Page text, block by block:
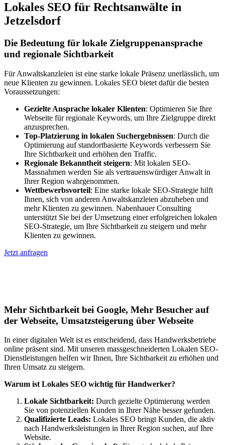
Lokales SEO für Rechtsanwälte in
Jetzelsdorf
Die Bedeutung für lokale Zielgruppenansprache
und regionale Sichtbarkeit
Für Anwaltskanzleien ist eine starke lokale Präsenz unerlässlich, um
neue Klienten zu gewinnen. Lokales SEO bietet dafür die besten
Voraussetzungen:
Gezielte Ansprache lokaler Klienten: Optimieren Sie Ihre
Webseite für regionale Keywords, um Ihre Zielgruppe direkt
anzusprechen.
Top-Platzierung in lokalen Suchergebnissen: Durch die
Optimierung auf standortbasierte Keywords verbessern Sie
Ihre Sichtbarkeit und erhöhen den Traffic.
Regionale Bekanntheit steigern: Mit lokalen SEO-
Massnahmen werden Sie als vertrauenswürdiger Anwalt in
Ihrer Region wahrgenommen.
Wettbewerbsvorteil: Eine starke lokale SEO-Strategie hilft
Ihnen, sich von anderen Anwaltskanzleien abzuheben und
mehr Klienten zu gewinnen. Nabenhauer Consulting
unterstützt Sie bei der Umsetzung einer erfolgreichen lokalen
SEO-Strategie, um Ihre Sichtbarkeit zu steigern und mehr
Klienten zu gewinnen.
Jetzt anfragen
Mehr Sichtbarkeit bei Google, Mehr Besucher auf
der Webseite, Umsatzsteigerung über Webseite
In einer digitalen Welt ist es entscheidend, dass Handwerksbetriebe
online präsent sind. Mit unseren massgeschneiderten Lokalen SEO-
Dienstleistungen helfen wir Ihnen, Ihre Sichtbarkeit zu erhöhen und
Ihren Umsatz zu steigern.
Warum ist Lokales SEO wichtig für Handwerker?
Lokale Sichtbarkeit: Durch gezielte Optimierung werden
Sie von potenziellen Kunden in Ihrer Nähe besser gefunden.
Qualifizierte Leads: Lokales SEO bringt Kunden, die aktiv
nach Handwerksleistungen in Ihrer Region suchen, auf Ihre
Website.